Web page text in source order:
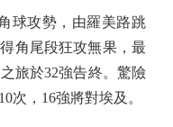
攻勢，由羅美路跳
角尾段狂攻無果，最
旅於32強告終。驚險
次，16強將對埃及。